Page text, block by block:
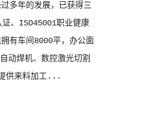
多年的发展，已获得三
、ISO45001职业健康
有车间8000平，办公面
动焊机、数控激光切割
供来料加工...